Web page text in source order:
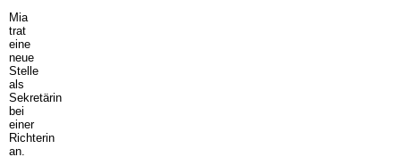
Mia
trat
eine
neue
Stelle
als
Sekretärin
bei
einer
Richterin
an.